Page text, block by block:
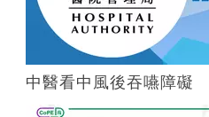
中醫看中風後吞嚥障礙